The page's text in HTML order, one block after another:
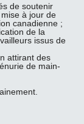
de soutenir
à jour de
canadienne ;
de la
issus de
attirant des
de main-